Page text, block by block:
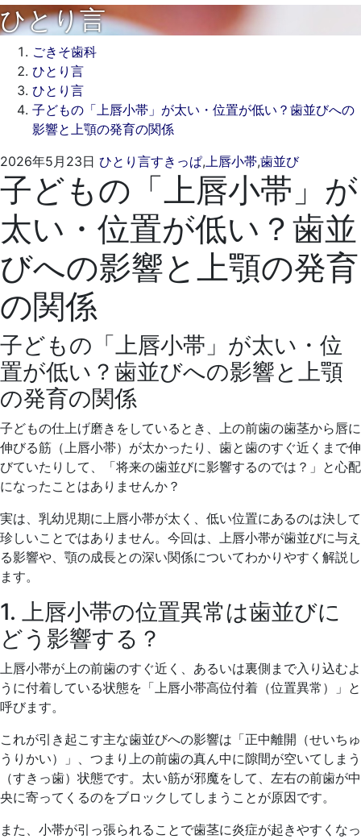
ひとり言
ごきそ歯科
ひとり言
ひとり言
子どもの「上唇小帯」が太い・位置が低い？歯並びへの
影響と上顎の発育の関係
2026年5月23日 ひとり言すきっぱ,上唇小帯,歯並び2026
5
月
23
日
ご
そ
歯
科
子どもの「上唇小帯」が
太い・位置が低い？歯並
びへの影響と上顎の発育
の関係
子どもの「上唇小帯」が太い・位
置が低い？歯並びへの影響と上顎
の発育の関係
子どもの仕上げ磨きをしているとき、上の前歯の歯茎から唇に
伸びる筋（上唇小帯）が太かったり、歯と歯のすぐ近くまで伸
びていたりして、「将来の歯並びに影響するのでは？」と心配
になったことはありませんか？
実は、乳幼児期に上唇小帯が太く、低い位置にあるのは決して
珍しいことではありません。今回は、上唇小帯が歯並びに与え
る影響や、顎の成長との深い関係についてわかりやすく解説し
ます。
1. 上唇小帯の位置異常は歯並びに
どう影響する？
上唇小帯が上の前歯のすぐ近く、あるいは裏側まで入り込むよ
うに付着している状態を「上唇小帯高位付着（位置異常）」と
呼びます。
これが引き起こす主な歯並びへの影響は「正中離開（せいちゅ
うりかい）」、つまり上の前歯の真ん中に隙間が空いてしまう
（すきっ歯）状態です。太い筋が邪魔をして、左右の前歯が中
央に寄ってくるのをブロックしてしまうことが原因です。
また、小帯が引っ張られることで歯茎に炎症が起きやすくなっ